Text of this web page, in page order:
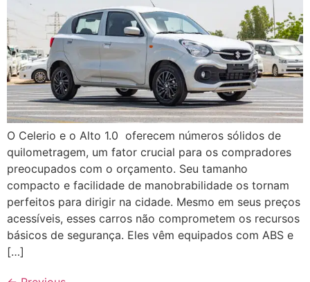
O Celerio e o Alto 1.0 oferecem números sólidos de
quilometragem, um fator crucial para os compradores
preocupados com o orçamento. Seu tamanho
compacto e facilidade de manobrabilidade os tornam
perfeitos para dirigir na cidade. Mesmo em seus preços
acessíveis, esses carros não comprometem os recursos
básicos de segurança. Eles vêm equipados com ABS e
[…]